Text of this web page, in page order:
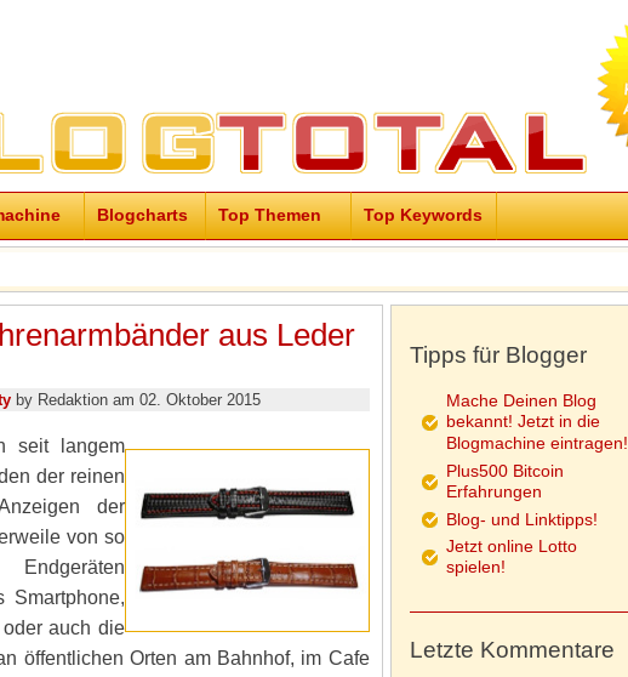
Blogcharts Top Themen Top Keywords
aus Leder
by Redaktion am 02. Oktober 2015
seit langem
der reinen
der
von so
auch die
öffentlichen Orten am Bahnhof, im Cafe
Tipps für Blogger
Mache Deinen Blog
bekannt! Jetzt in die
Blogmachine eintragen!
Plus500 Bitcoin
Erfahrungen
Blog- und Linktipps!
Jetzt online Lotto
spielen!
Letzte Kommentare